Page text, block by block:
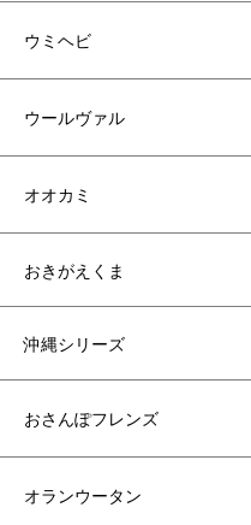
ウミヘビ
ウールヴァル
オオカミ
おきがえくま
沖縄シリーズ
おさんぽフレンズ
オランウータン